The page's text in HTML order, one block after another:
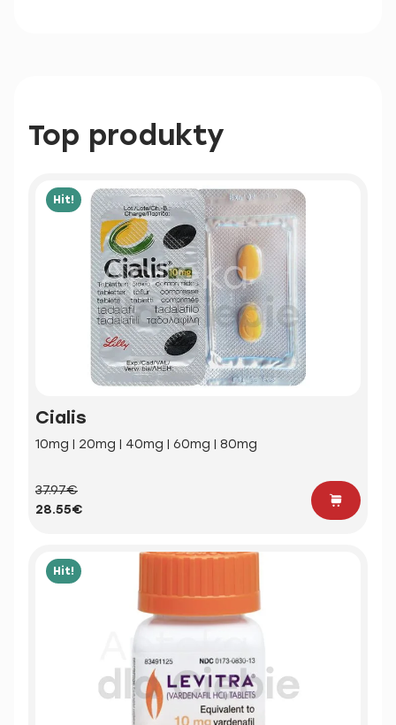
Top produkty
Hit!
Cialis
10mg | 20mg | 40mg | 60mg | 80mg
37.97€
28.55€
Hit!